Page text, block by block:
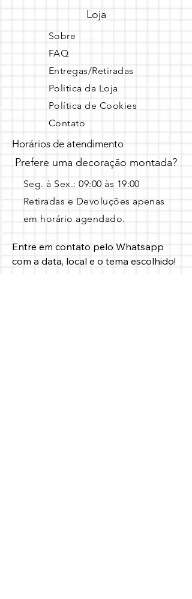
Loja
Sobre
FAQ
Entregas/Retiradas
Política da Loja
Política de Cookies
Contato
Horários de atendimento
Prefere uma decoração montada?
Seg. à Sex.: 09:00 às 19:00 ​
Retiradas e Devoluções apenas
em horário agendado.
Entre em contato pelo Whatsapp
com a data, local e o tema escolhido!